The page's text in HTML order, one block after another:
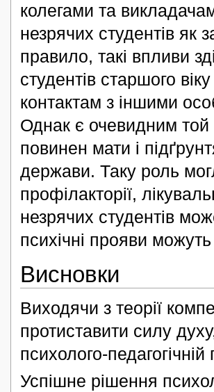
колегами та
незрячих студентів як
правило, такі впливи
студентів старшого
контактам з іншими
Однак є очевидним той
повинен мати і
держави. Таку роль
профілакторії,
незрячих студентів
психічні прояви
Висновки
Виходячи з теорії
протиставити силу
психолого-педагогічній
Успішне рішення